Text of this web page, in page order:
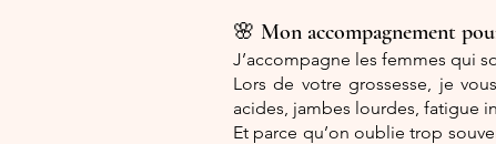
🌸 Mon accompagnement
J’accompagne les femmes qui
Lors de votre grossesse, je
acides, jambes lourdes, fatigue
Et parce qu’on oublie trop